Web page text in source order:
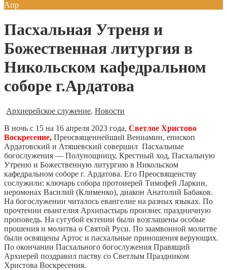
Апр
Пасхальная Утреня и
Божественная литургия в
Никольском кафедральном
соборе г.Ардатова
Архиерейское служение, Новости
В ночь с 15 на 16 апреля 2023 года, Светлое Христово
Воскресение, Преосвященнейший Вениамин, епископ
Ардатовский и Атяшевский совершил Пасхальные
богослужения — Полунощницу, Крестный ход, Пасхальную
Утреню и Божественную литургию в Никольском
кафедральном соборе г. Ардатова. Его Преосвященству
сослужили: ключарь собора протоиерей Тимофей Ларкин,
иеромонах Василий (Клименко), диакон Анатолий Бабаков.
На богослужении читалось евангелие на разных языках. По
прочтении евангелия Архипастырь произнес праздничную
проповедь. На сугубой ектении были возглашены особые
прошения и молитва о Святой Руси. По заамвонной молитве
были освящены Артос и пасхальные приношения верующих.
По окончании Пасхального богослужения Правящий
Архиерей поздравил паству со Светлым Праздником
Христова Воскресения.